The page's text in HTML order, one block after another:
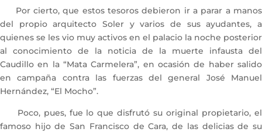
Por cierto, que estos tesoros debieron ir a parar a manos
del propio arquitecto Soler y varios de sus ayudantes, a
quienes se les vio muy activos en el palacio la noche posterior
al conocimiento de la noticia de la muerte infausta del
Caudillo en la “Mata Carmelera”, en ocasión de haber salido
en campaña contra las fuerzas del general José Manuel
Hernández, “El Mocho”.
Poco, pues, fue lo que disfrutó su original propietario, el
famoso hijo de San Francisco de Cara, de las delicias de su